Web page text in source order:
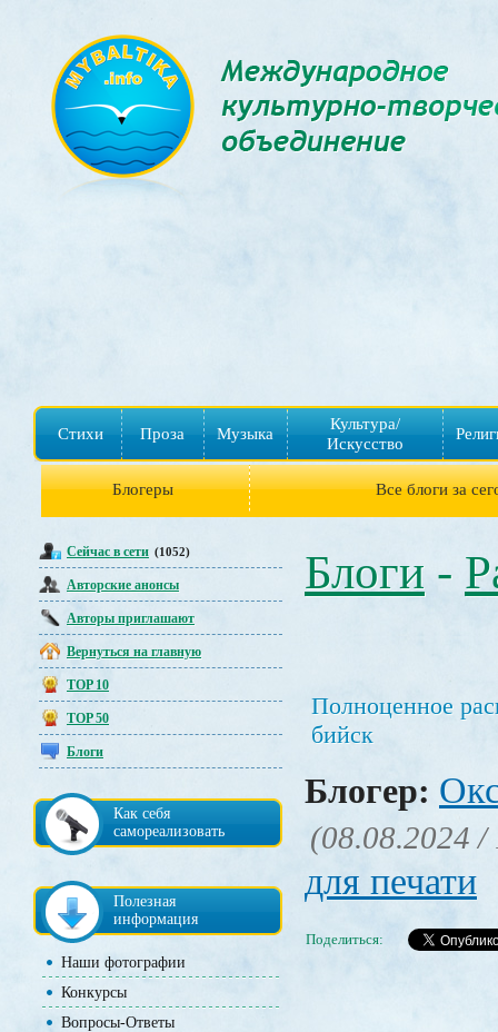
Стихи Проза Музыка
Культура/
Искусство
Блогеры Все блоги за
Сейчас в сети (1052)
Авторские анонсы
Авторы приглашают
Вернуться на главную
TOP 10
TOP 50
Блоги
Как себя
самореализовать
Полезная
информация
Наши фотографии
Конкурсы
Вопросы-Ответы
Блоги -
Полноценное
бийск
Блогер:
(08.08.2024 /
для печати
Поделиться: